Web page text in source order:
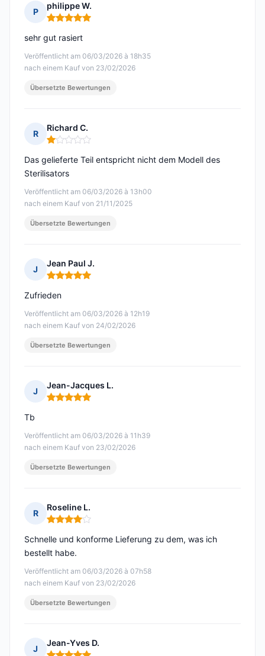
P
philippe W.
Hinweis: 5 von 5
Veröffentlicht am 06/03/2026 à 18h35
nach einem Kauf von 23/02/2026
sehr gut rasiert
Übersetzte Bewertungen
R
Richard C.
Hinweis: 1 von 5
Veröffentlicht am 06/03/2026 à 13h00
nach einem Kauf von 21/11/2025
Das gelieferte Teil entspricht nicht dem Modell des
Sterilisators
Übersetzte Bewertungen
J
Jean Paul J.
Hinweis: 5 von 5
Veröffentlicht am 06/03/2026 à 12h19
nach einem Kauf von 24/02/2026
Zufrieden
Übersetzte Bewertungen
J
Jean-Jacques L.
Hinweis: 5 von 5
Veröffentlicht am 06/03/2026 à 11h39
nach einem Kauf von 23/02/2026
Tb
Übersetzte Bewertungen
R
Roseline L.
Hinweis: 4 von 5
Veröffentlicht am 06/03/2026 à 07h58
nach einem Kauf von 23/02/2026
Schnelle und konforme Lieferung zu dem, was ich
bestellt habe.
Übersetzte Bewertungen
J
Jean-Yves D.